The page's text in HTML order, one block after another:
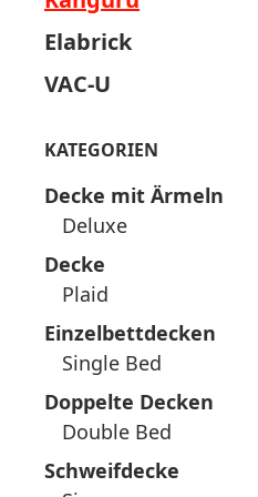
Elabrick
VAC-U
KATEGORIEN
Decke mit Ärmeln
Deluxe
Decke
Plaid
Einzelbettdecken
Single Bed
Doppelte Decken
Double Bed
Schweifdecke